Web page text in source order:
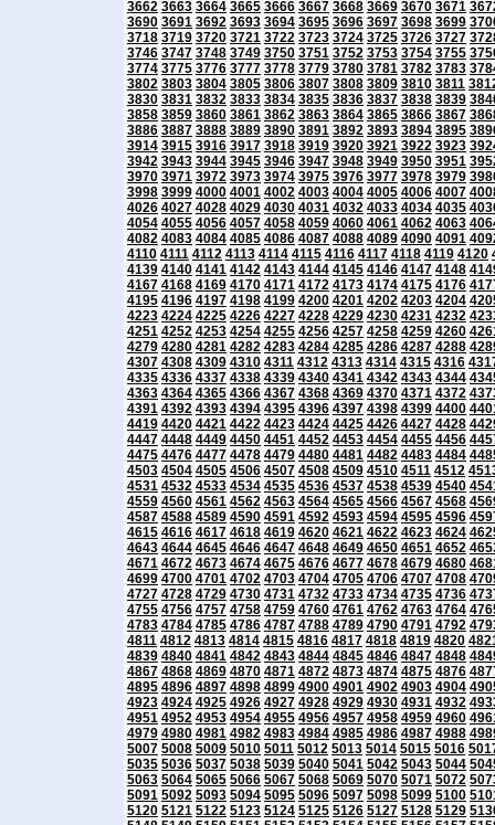
3662 3663 3664 3665 3666 3667 3668 3669 3670 3671
3690 3691 3692 3693 3694 3695 3696 3697 3698 3699
3718 3719 3720 3721 3722 3723 3724 3725 3726 3727
3746 3747 3748 3749 3750 3751 3752 3753 3754 3755
3774 3775 3776 3777 3778 3779 3780 3781 3782 3783
3802 3803 3804 3805 3806 3807 3808 3809 3810 3811
3830 3831 3832 3833 3834 3835 3836 3837 3838 3839
3858 3859 3860 3861 3862 3863 3864 3865 3866 3867
3886 3887 3888 3889 3890 3891 3892 3893 3894 3895
3914 3915 3916 3917 3918 3919 3920 3921 3922 3923
3942 3943 3944 3945 3946 3947 3948 3949 3950 3951
3970 3971 3972 3973 3974 3975 3976 3977 3978 3979
3998 3999 4000 4001 4002 4003 4004 4005 4006 4007
4026 4027 4028 4029 4030 4031 4032 4033 4034 4035
4054 4055 4056 4057 4058 4059 4060 4061 4062 4063
4082 4083 4084 4085 4086 4087 4088 4089 4090 4091
4110 4111 4112 4113 4114 4115 4116 4117 4118 4119 4120
4139 4140 4141 4142 4143 4144 4145 4146 4147 4148
4167 4168 4169 4170 4171 4172 4173 4174 4175 4176
4195 4196 4197 4198 4199 4200 4201 4202 4203 4204
4223 4224 4225 4226 4227 4228 4229 4230 4231 4232
4251 4252 4253 4254 4255 4256 4257 4258 4259 4260
4279 4280 4281 4282 4283 4284 4285 4286 4287 4288
4307 4308 4309 4310 4311 4312 4313 4314 4315 4316
4335 4336 4337 4338 4339 4340 4341 4342 4343 4344
4363 4364 4365 4366 4367 4368 4369 4370 4371 4372
4391 4392 4393 4394 4395 4396 4397 4398 4399 4400
4419 4420 4421 4422 4423 4424 4425 4426 4427 4428
4447 4448 4449 4450 4451 4452 4453 4454 4455 4456
4475 4476 4477 4478 4479 4480 4481 4482 4483 4484
4503 4504 4505 4506 4507 4508 4509 4510 4511 4512
4531 4532 4533 4534 4535 4536 4537 4538 4539 4540
4559 4560 4561 4562 4563 4564 4565 4566 4567 4568
4587 4588 4589 4590 4591 4592 4593 4594 4595 4596
4615 4616 4617 4618 4619 4620 4621 4622 4623 4624
4643 4644 4645 4646 4647 4648 4649 4650 4651 4652
4671 4672 4673 4674 4675 4676 4677 4678 4679 4680
4699 4700 4701 4702 4703 4704 4705 4706 4707 4708
4727 4728 4729 4730 4731 4732 4733 4734 4735 4736
4755 4756 4757 4758 4759 4760 4761 4762 4763 4764
4783 4784 4785 4786 4787 4788 4789 4790 4791 4792
4811 4812 4813 4814 4815 4816 4817 4818 4819 4820
4839 4840 4841 4842 4843 4844 4845 4846 4847 4848
4867 4868 4869 4870 4871 4872 4873 4874 4875 4876
4895 4896 4897 4898 4899 4900 4901 4902 4903 4904
4923 4924 4925 4926 4927 4928 4929 4930 4931 4932
4951 4952 4953 4954 4955 4956 4957 4958 4959 4960
4979 4980 4981 4982 4983 4984 4985 4986 4987 4988
5007 5008 5009 5010 5011 5012 5013 5014 5015 5016
5035 5036 5037 5038 5039 5040 5041 5042 5043 5044
5063 5064 5065 5066 5067 5068 5069 5070 5071 5072
5091 5092 5093 5094 5095 5096 5097 5098 5099 5100
5120 5121 5122 5123 5124 5125 5126 5127 5128 5129